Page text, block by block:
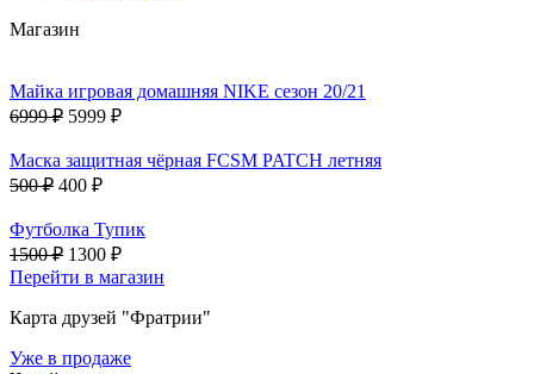
Магазин
Майка игровая домашняя NIKE сезон 20/21
6999 ₽ 5999 ₽
Маска защитная чёрная FCSM PATCH летняя
500 ₽ 400 ₽
Футболка Тупик
1500 ₽ 1300 ₽
Перейти в магазин
Карта друзей "Фратрии"
Уже в продаже